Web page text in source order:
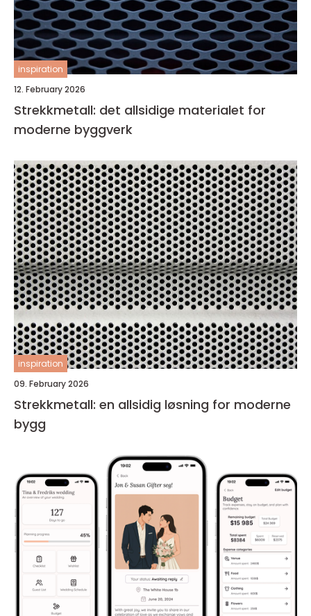
inspiration
12. February 2026
Strekkmetall: det allsidige materialet for
moderne byggverk
inspiration
09. February 2026
Strekkmetall: en allsidig løsning for moderne
bygg